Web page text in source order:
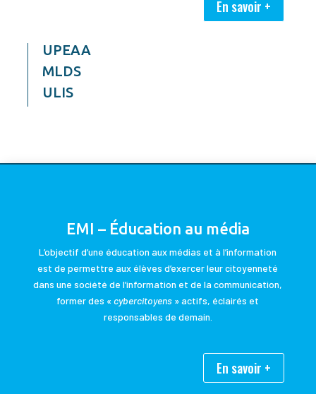
En savoir +
UPEAA
MLDS
ULIS
EMI – Éducation au média
L’objectif d’une éducation aux médias et à l’information
est de permettre aux élèves d’exercer leur citoyenneté
dans une société de l’information et de la communication,
former des «cybercitoyens » actifs, éclairés et
responsables de demain.
En savoir +